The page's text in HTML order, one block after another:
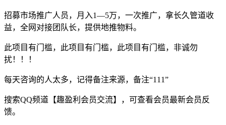
招募市场推广人员，月入1—5万，一次推广，拿长久管道收
益，全网对接团队长，提供地推物料。
此项目有门槛，此项目有门槛，此项目有门槛，非诚勿
扰！！！
每天咨询的人太多，记得备注来源，备注“111”
搜索QQ频道【趣盈利会员交流】，可查看会员最新会员反
馈。